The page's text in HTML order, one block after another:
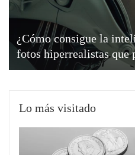
¿Cómo consigue la
fotos hiperrealistas que
Lo más visitado